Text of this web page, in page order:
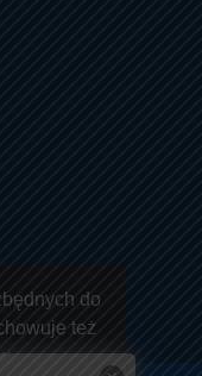
do
też